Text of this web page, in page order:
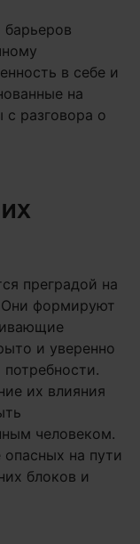
в себе и
на
разговора о
преградой на
Они формируют
и уверенно
их влияния
человеком.
на пути
блоков и